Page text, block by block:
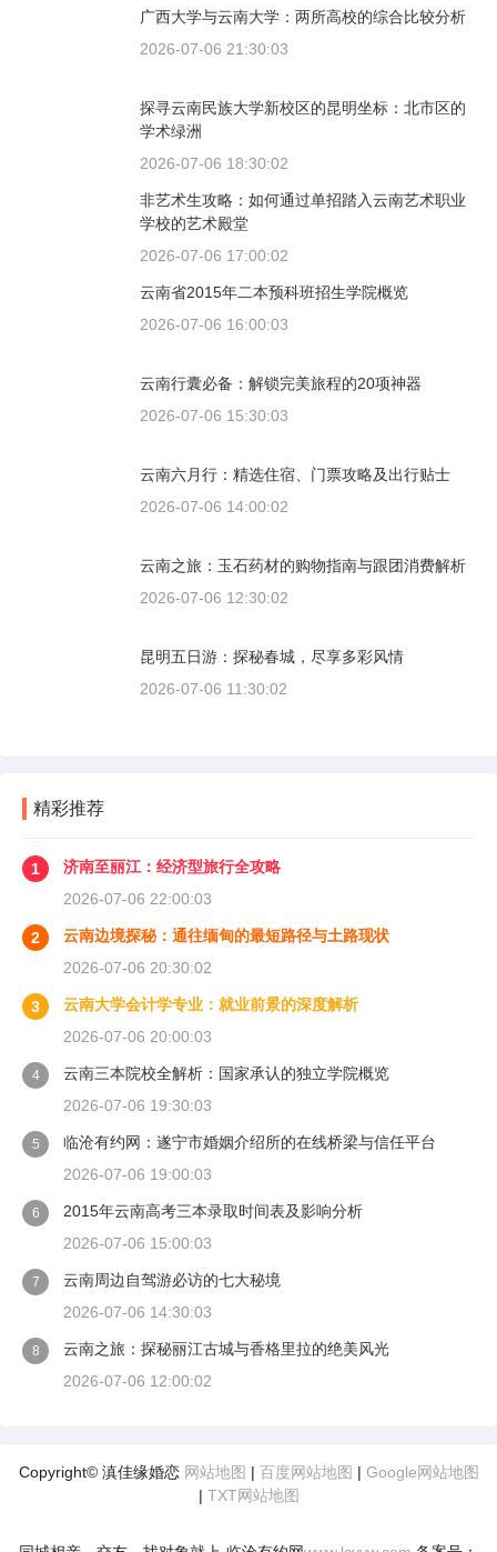
广西大学与云南大学：两所高校的综合比较分析
2026-07-06 21:30:03
探寻云南民族大学新校区的昆明坐标：北市区的
学术绿洲
2026-07-06 18:30:02
非艺术生攻略：如何通过单招踏入云南艺术职业
学校的艺术殿堂
2026-07-06 17:00:02
云南省2015年二本预科班招生学院概览
2026-07-06 16:00:03
云南行囊必备：解锁完美旅程的20项神器
2026-07-06 15:30:03
云南六月行：精选住宿、门票攻略及出行贴士
2026-07-06 14:00:02
云南之旅：玉石药材的购物指南与跟团消费解析
2026-07-06 12:30:02
昆明五日游：探秘春城，尽享多彩风情
2026-07-06 11:30:02
精彩推荐
1
济南至丽江：经济型旅行全攻略
2026-07-06 22:00:03
2
云南边境探秘：通往缅甸的最短路径与土路现状
2026-07-06 20:30:02
3
云南大学会计学专业：就业前景的深度解析
2026-07-06 20:00:03
4
云南三本院校全解析：国家承认的独立学院概览
2026-07-06 19:30:03
5
临沧有约网：遂宁市婚姻介绍所的在线桥梁与信任平台
2026-07-06 19:00:03
6
2015年云南高考三本录取时间表及影响分析
2026-07-06 15:00:03
7
云南周边自驾游必访的七大秘境
2026-07-06 14:30:03
8
云南之旅：探秘丽江古城与香格里拉的绝美风光
2026-07-06 12:00:02
Copyright© 滇佳缘婚恋 网站地图 | 百度网站地图 | Google网站地图
| TXT网站地图